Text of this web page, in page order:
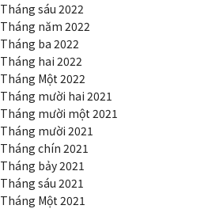
Tháng sáu 2022
Tháng năm 2022
Tháng ba 2022
Tháng hai 2022
Tháng Một 2022
Tháng mười hai 2021
Tháng mười một 2021
Tháng mười 2021
Tháng chín 2021
Tháng bảy 2021
Tháng sáu 2021
Tháng Một 2021